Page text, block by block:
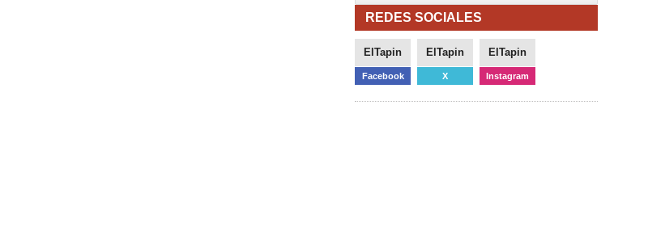
REDES SOCIALES
ElTapin
Facebook
ElTapin
X
ElTapin
Instagram